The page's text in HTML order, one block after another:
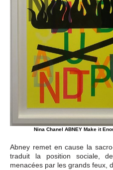
Nina Chanel ABNEY Make it
Abney remet en cause la
traduit la position sociale,
menacées par les grands feux,